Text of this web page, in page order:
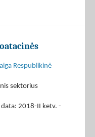
Respublikinė
sektorius
2018-II ketv. -